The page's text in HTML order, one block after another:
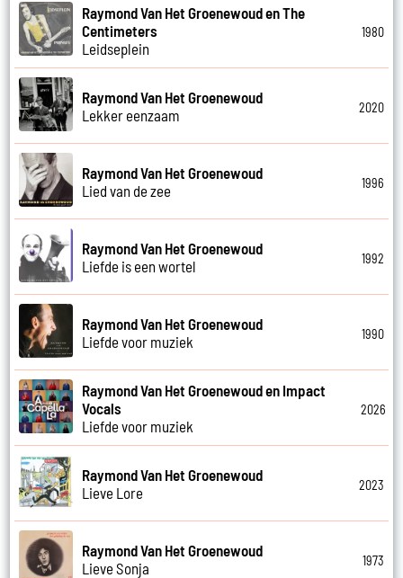
Raymond Van Het Groenewoud en The
Centimeters
Leidseplein
1980
Raymond Van Het Groenewoud
Lekker eenzaam
2020
Raymond Van Het Groenewoud
Lied van de zee
1996
Raymond Van Het Groenewoud
Liefde is een wortel
1992
Raymond Van Het Groenewoud
Liefde voor muziek
1990
Raymond Van Het Groenewoud en Impact
Vocals
Liefde voor muziek
2026
Raymond Van Het Groenewoud
Lieve Lore
2023
Raymond Van Het Groenewoud
Lieve Sonja
1973